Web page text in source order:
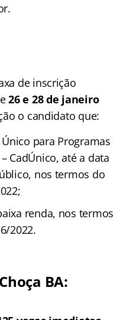
de inscrição
26 e 28 de janeiro
o candidato que:
para Programas
CadÚnico, até a data
nos termos do
renda, nos termos
2022.
BA: